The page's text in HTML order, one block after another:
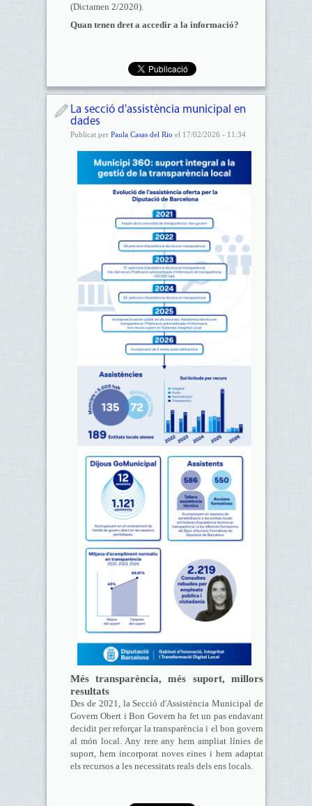
(Dictamen 2/2020).
Quan tenen dret a accedir a la informació?
La secció d'assistència municipal en
dades
Publicat per Paula Casas del Rio el 17/02/2026 - 11:34
Més transparència, més suport, millors
resultats
Des de 2021, la Secció d'Assistència Municipal de
Govern Obert i Bon Govern ha fet un pas endavant
decidit per reforçar la transparència i el bon govern
al món local. Any rere any hem ampliat línies de
suport, hem incorporat noves eines i hem adaptat
els recursos a les necessitats reals dels ens locals.